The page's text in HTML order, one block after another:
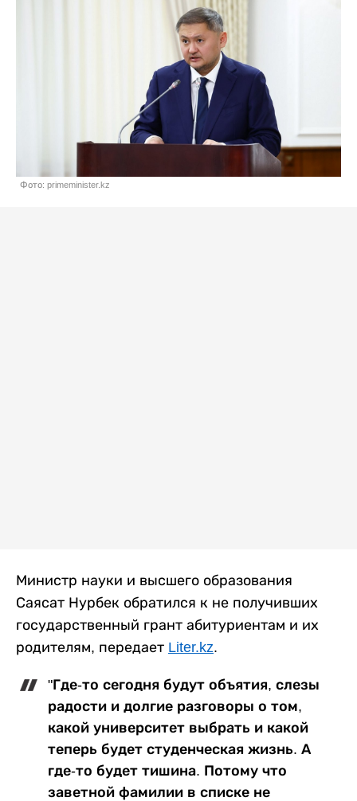
Фото: primeminister.kz
Министр науки и высшего образования
Саясат Нурбек обратился к не получивших
государственный грант абитуриентам и их
родителям, передает Liter.kz.
"Где-то сегодня будут объятия, слезы
радости и долгие разговоры о том,
какой университет выбрать и какой
теперь будет студенческая жизнь. А
где-то будет тишина. Потому что
заветной фамилии в списке не